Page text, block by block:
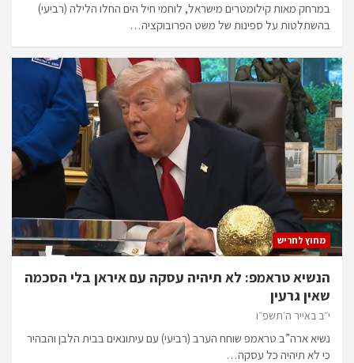
במרחק מאות קילומטרים מישראל, לוחמי חיל הים החלו הלילה (רביעי)
בהשתלטות על ספינות של משט הפרובוקציה…
מחוץ לחריש
הנשיא טראמפ: לא תיהיה עסקה עם איראן בלי הסכמה
שאין גרעין
י״ב באייר ה׳תשפ״ו
נשיא ארה”ב טראמפ שוחח הערב (רביעי) עם עיתונאים בבית הלבן והבהיר
כי לא תיהיה כל עסקה…